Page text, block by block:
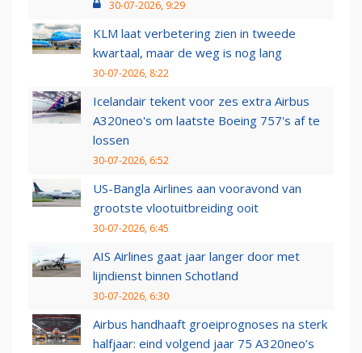
30-07-2026, 9:29
KLM laat verbetering zien in tweede
kwartaal, maar de weg is nog lang
30-07-2026, 8:22
Icelandair tekent voor zes extra Airbus
A320neo's om laatste Boeing 757's af te
lossen
30-07-2026, 6:52
US-Bangla Airlines aan vooravond van
grootste vlootuitbreiding ooit
30-07-2026, 6:45
AIS Airlines gaat jaar langer door met
lijndienst binnen Schotland
30-07-2026, 6:30
Airbus handhaaft groeiprognoses na sterk
halfjaar: eind volgend jaar 75 A320neo’s